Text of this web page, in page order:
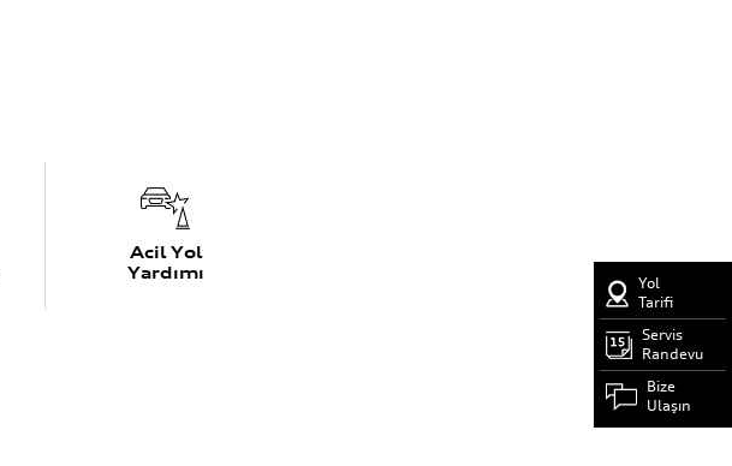
Yol
Tarifi
Servis
Randevu
Bize
Ulaşın
Acil Yol
Yardımı